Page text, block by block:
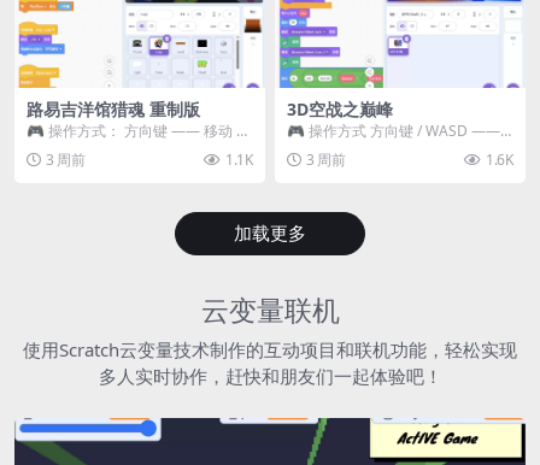
路易吉洋馆猎魂 重制版
🎮 操作方式： 方向键 —— 移动 &
跳跃 空格 —— 打开宝箱 将你...
3 周前 1.1K
3D空战之巅峰
🎮 操作方式 方向键 / WASD ——
移动 Z / K —— 射击 / 攻击...
3 周前 1.6K
加载更多
云变量联机
使用Scratch云变量技术制作的互动项目和联机功能，轻松实现
多人实时协作，赶快和朋友们一起体验吧！